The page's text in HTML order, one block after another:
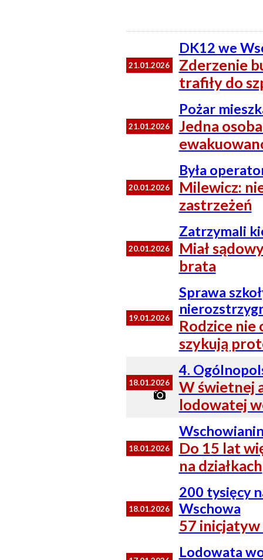
21.01.2026
DK12 we
Zderzenie
trafiły do
21.01.2026
Pożar
Jedna
20.01.2026
Była
Milewicz:
zastrzeżeń
20.01.2026
Zatrzymali
Miał
brata
19.01.2026
Sprawa
Rodzice nie
szykują
18.01.2026
4.
W świetnej
lodowatej
18.01.2026
Do 15 lat
na działkach
18.01.2026
200 tysięcy
Wschowa
57
Lodowata